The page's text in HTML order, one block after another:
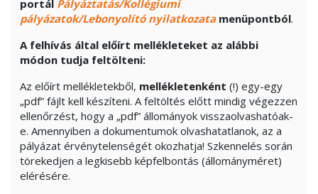
portál Pályáztatás/Kollégiumi
pályázatok/Lebonyolító nyilatkozatamenüpontból.
A felhívás által előírt mellékleteket az alábbi
módon tudja feltölteni:
Az előírt mellékletekből, mellékletenként (!) egy-egy
„pdf” fájlt kell készíteni. A feltöltés előtt mindig végezzen
ellenőrzést, hogy a „pdf” állományok visszaolvashatóak-
e. Amennyiben a dokumentumok olvashatatlanok, az a
pályázat érvénytelenségét okozhatja! Szkennelés során
törekedjen a legkisebb képfelbontás (állományméret)
elérésére.